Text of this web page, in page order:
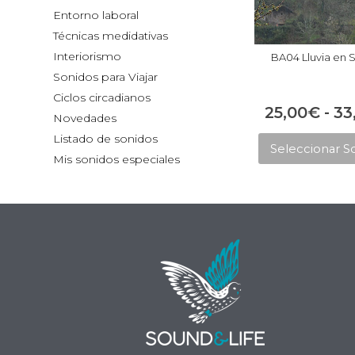
BA04 Lluvia en
25,00€ -
Seleccionar
Entorno laboral
Técnicas medidativas
Interiorismo
Sonidos para Viajar
Ciclos circadianos
Novedades
Listado de sonidos
Mis sonidos especiales